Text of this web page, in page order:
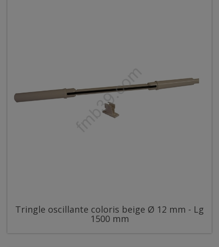
Tringle oscillante coloris beige Ø 12 mm - Lg
1500 mm